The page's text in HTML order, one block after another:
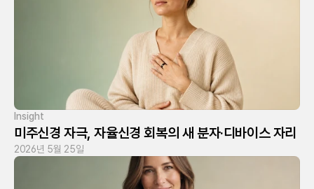
Insight
미주신경 자극, 자율신경 회복의 새 분자·디바이스 자리
2026년 5월 25일